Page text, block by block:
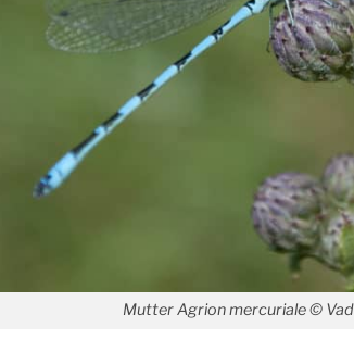
Mutter Agrion mercuriale ©